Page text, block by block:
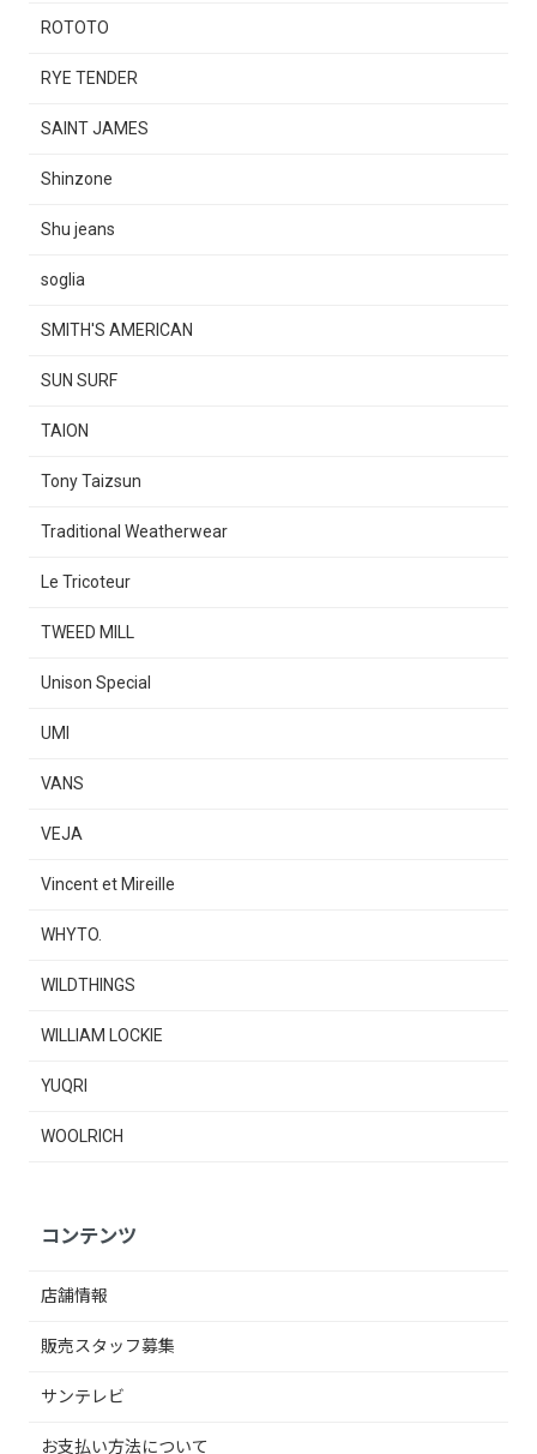
ROTOTO
RYE TENDER
SAINT JAMES
Shinzone
Shu jeans
soglia
SMITH'S AMERICAN
SUN SURF
TAION
Tony Taizsun
Traditional Weatherwear
Le Tricoteur
TWEED MILL
Unison Special
UMI
VANS
VEJA
Vincent et Mireille
WHYTO.
WILDTHINGS
WILLIAM LOCKIE
YUQRI
WOOLRICH
コンテンツ
店舗情報
販売スタッフ募集
サンテレビ
お支払い方法について